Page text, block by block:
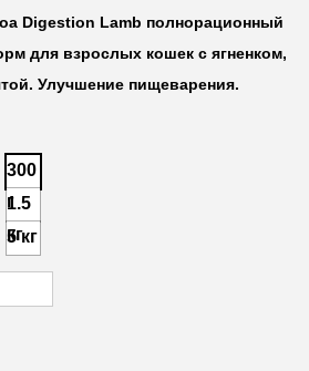
Digestion Lamb полнорационный
для взрослых кошек с ягненком,
Улучшение пищеварения.
300
г
1.5
кг
5 кг